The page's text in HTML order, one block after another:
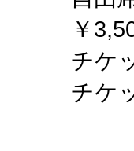
￥
チケ
チケ